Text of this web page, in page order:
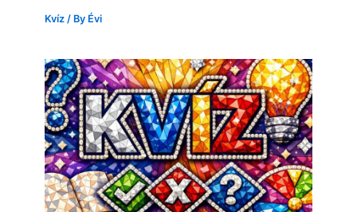
Kvíz / By Évi